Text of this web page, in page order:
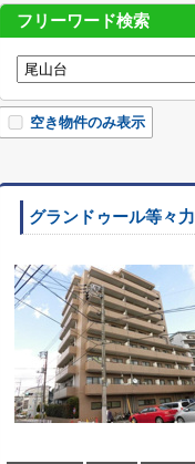
フリーワード検索
空き物件のみ表示
グランドゥール等々力